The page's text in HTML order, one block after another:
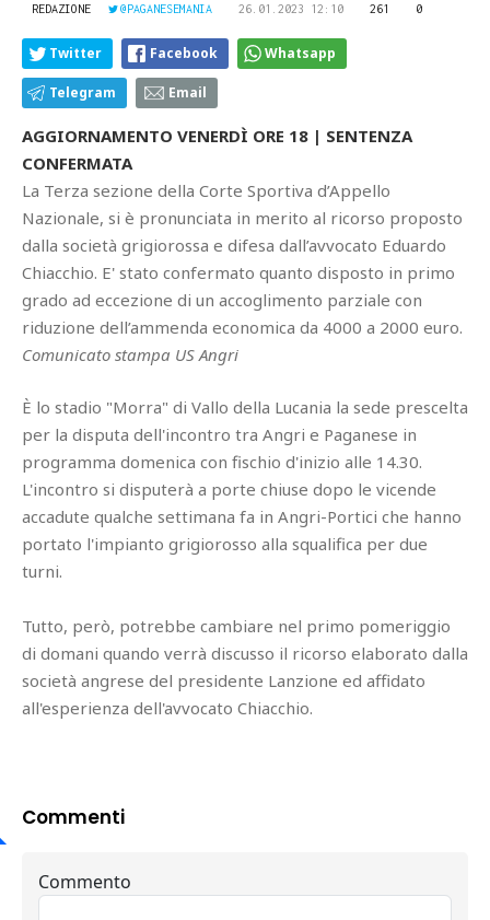
REDAZIONE @PAGANESEMANIA 26.01.2023 12:10 261 0
Twitter Facebook Whatsapp
Telegram Email
AGGIORNAMENTO VENERDÌ ORE 18 | SENTENZA
CONFERMATA
La Terza sezione della Corte Sportiva d’Appello
Nazionale, si è pronunciata in merito al ricorso proposto
dalla società grigiorossa e difesa dall’avvocato Eduardo
Chiacchio. E' stato confermato quanto disposto in primo
grado ad eccezione di un accoglimento parziale con
riduzione dell’ammenda economica da 4000 a 2000 euro.
Comunicato stampa US Angri
È lo stadio "Morra" di Vallo della Lucania la sede prescelta
per la disputa dell'incontro tra Angri e Paganese in
programma domenica con fischio d'inizio alle 14.30.
L'incontro si disputerà a porte chiuse dopo le vicende
accadute qualche settimana fa in Angri-Portici che hanno
portato l'impianto grigiorosso alla squalifica per due
turni.
Tutto, però, potrebbe cambiare nel primo pomeriggio
di domani quando verrà discusso il ricorso elaborato dalla
società angrese del presidente Lanzione ed affidato
all'esperienza dell'avvocato Chiacchio.
Commenti